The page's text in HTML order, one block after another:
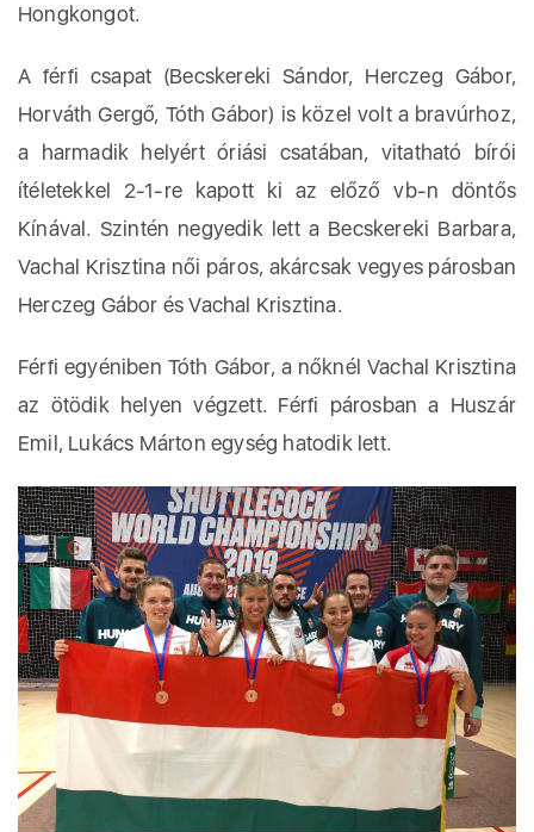
Hongkongot.
A férfi csapat (Becskereki Sándor, Herczeg Gábor,
Horváth Gergő, Tóth Gábor) is közel volt a bravúrhoz,
a harmadik helyért óriási csatában, vitatható bírói
ítéletekkel 2-1-re kapott ki az előző vb-n döntős
Kínával. Szintén negyedik lett a Becskereki Barbara,
Vachal Krisztina női páros, akárcsak vegyes párosban
Herczeg Gábor és Vachal Krisztina.
Férfi egyéniben Tóth Gábor, a nőknél Vachal Krisztina
az ötödik helyen végzett. Férfi párosban a Huszár
Emil, Lukács Márton egység hatodik lett.